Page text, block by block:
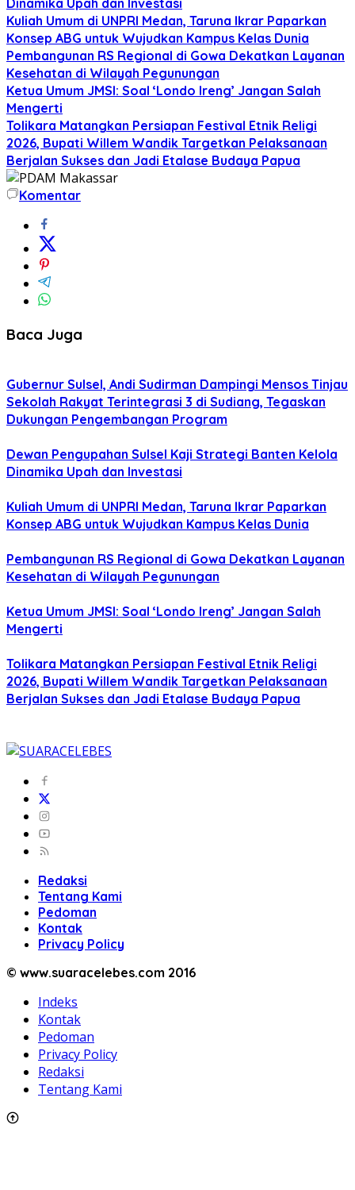
Kuliah Umum di UNPRI Medan, Taruna Ikrar Paparkan
Konsep ABG untuk Wujudkan Kampus Kelas Dunia
Pembangunan RS Regional di Gowa Dekatkan Layanan
Kesehatan di Wilayah Pegunungan
Ketua Umum JMSI: Soal ‘Londo Ireng’ Jangan Salah
Mengerti
Tolikara Matangkan Persiapan Festival Etnik Religi
2026, Bupati Willem Wandik Targetkan Pelaksanaan
Berjalan Sukses dan Jadi Etalase Budaya Papua
Komentar
Baca Juga
Gubernur Sulsel, Andi Sudirman Dampingi Mensos Tinjau
Sekolah Rakyat Terintegrasi 3 di Sudiang, Tegaskan
Dukungan Pengembangan Program
Dewan Pengupahan Sulsel Kaji Strategi Banten Kelola
Dinamika Upah dan Investasi
Kuliah Umum di UNPRI Medan, Taruna Ikrar Paparkan
Konsep ABG untuk Wujudkan Kampus Kelas Dunia
Pembangunan RS Regional di Gowa Dekatkan Layanan
Kesehatan di Wilayah Pegunungan
Ketua Umum JMSI: Soal ‘Londo Ireng’ Jangan Salah
Mengerti
Tolikara Matangkan Persiapan Festival Etnik Religi
2026, Bupati Willem Wandik Targetkan Pelaksanaan
Berjalan Sukses dan Jadi Etalase Budaya Papua
Redaksi
Tentang Kami
Pedoman
Kontak
Privacy Policy
© www.suaracelebes.com 2016
Indeks
Kontak
Pedoman
Privacy Policy
Redaksi
Tentang Kami